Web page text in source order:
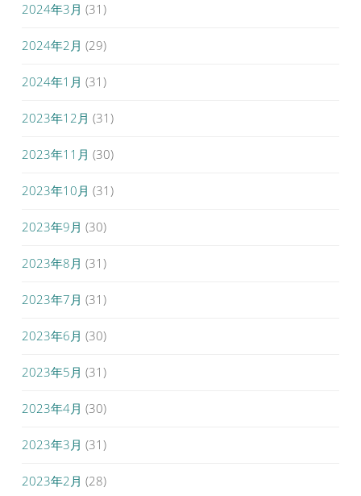
2024年3月 (31)
2024年2月 (29)
2024年1月 (31)
2023年12月 (31)
2023年11月 (30)
2023年10月 (31)
2023年9月 (30)
2023年8月 (31)
2023年7月 (31)
2023年6月 (30)
2023年5月 (31)
2023年4月 (30)
2023年3月 (31)
2023年2月 (28)